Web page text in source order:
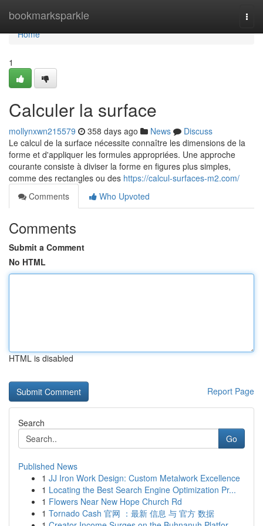
bookmarksparkle
Home
Home
1
Calculer la surface
mollynxwn215579 358 days ago News
Discuss
Le calcul de la surface nécessite connaître les dimensions de la
forme et d'appliquer les formules appropriées. Une approche
courante consiste à diviser la forme en figures plus simples,
comme des rectangles ou des https://calcul-surfaces-m2.com/
Comments
Who Upvoted
Comments
Submit a Comment
No HTML
HTML is disabled
Report Page
Search
Go
Published News
1 JJ Iron Work Design: Custom Metalwork Excellence
1 Locating the Best Search Engine Optimization Pr...
1 Flowers Near New Hope Church Rd
1 Tornado Cash 官网 ：最新 信息 与 官方 数据